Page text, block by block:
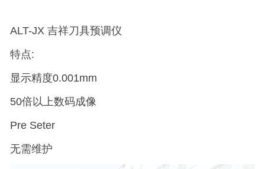
ALT-JX 吉祥刀具预调仪
特点:
显示精度0.001mm
50倍以上数码成像
Pre Seter
无需维护